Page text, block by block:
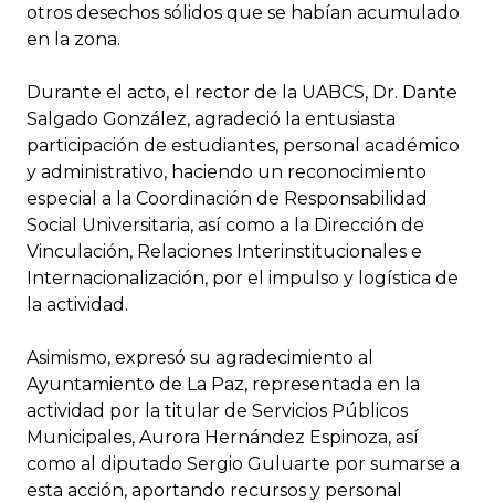
otros desechos sólidos que se habían acumulado
en la zona.
Durante el acto, el rector de la UABCS, Dr. Dante
Salgado González, agradeció la entusiasta
participación de estudiantes, personal académico
y administrativo, haciendo un reconocimiento
especial a la Coordinación de Responsabilidad
Social Universitaria, así como a la Dirección de
Vinculación, Relaciones Interinstitucionales e
Internacionalización, por el impulso y logística de
la actividad.
Asimismo, expresó su agradecimiento al
Ayuntamiento de La Paz, representada en la
actividad por la titular de Servicios Públicos
Municipales, Aurora Hernández Espinoza, así
como al diputado Sergio Guluarte por sumarse a
esta acción, aportando recursos y personal